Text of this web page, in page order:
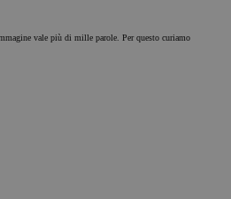
vale più di mille parole. Per questo curiamo